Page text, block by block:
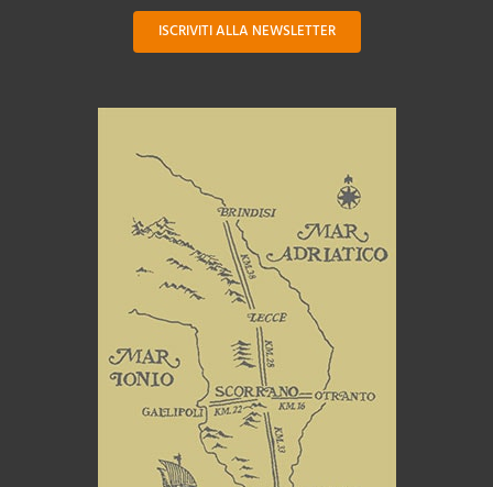
ISCRIVITI ALLA NEWSLETTER